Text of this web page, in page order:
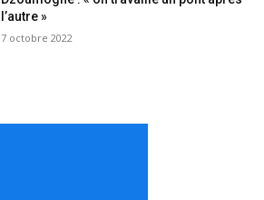
l’autre »
7 octobre 2022